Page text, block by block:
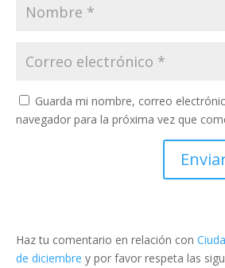
Guarda mi nombre, correo
navegador para la próxima vez que
Haz tu comentario en relación con
de diciembre y por favor respeta las